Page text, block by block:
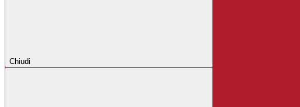
Chiudi